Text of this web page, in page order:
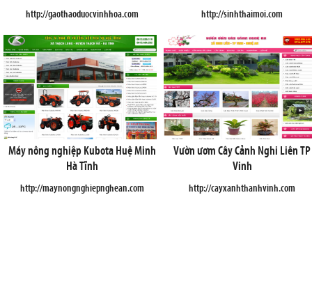
http://gaothaoduocvinhhoa.com http://sinhthaimoi.com
Máy nông nghiệp Kubota Huệ Minh
Hà Tĩnh
http://maynongnghiepnghean.com
Vườn ươm Cây Cảnh Nghi Liên TP
Vinh
http://cayxanhthanhvinh.com